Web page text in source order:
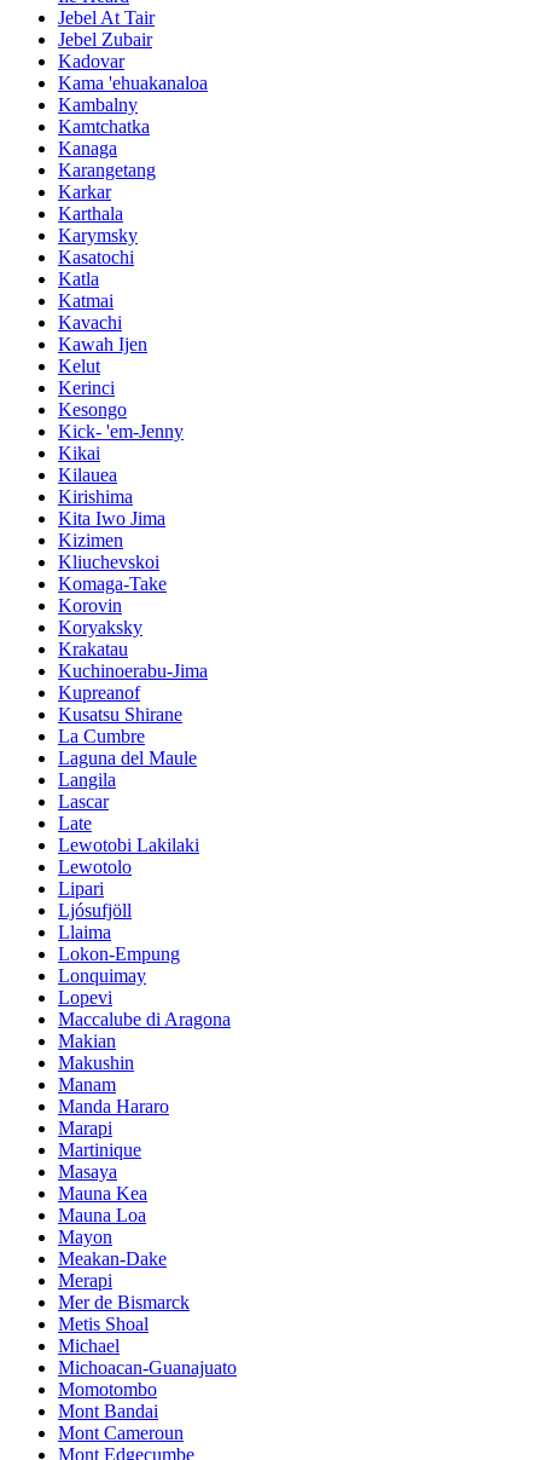
Jebel At Tair
Jebel Zubair
Kadovar
Kama 'ehuakanaloa
Kambalny
Kamtchatka
Kanaga
Karangetang
Karkar
Karthala
Karymsky
Kasatochi
Katla
Katmai
Kavachi
Kawah Ijen
Kelut
Kerinci
Kesongo
Kick- 'em-Jenny
Kikai
Kilauea
Kirishima
Kita Iwo Jima
Kizimen
Kliuchevskoi
Komaga-Take
Korovin
Koryaksky
Krakatau
Kuchinoerabu-Jima
Kupreanof
Kusatsu Shirane
La Cumbre
Laguna del Maule
Langila
Lascar
Late
Lewotobi Lakilaki
Lewotolo
Lipari
Ljósufjöll
Llaima
Lokon-Empung
Lonquimay
Lopevi
Maccalube di Aragona
Makian
Makushin
Manam
Manda Hararo
Marapi
Martinique
Masaya
Mauna Kea
Mauna Loa
Mayon
Meakan-Dake
Merapi
Mer de Bismarck
Metis Shoal
Michael
Michoacan-Guanajuato
Momotombo
Mont Bandai
Mont Cameroun
Mont Edgecumbe